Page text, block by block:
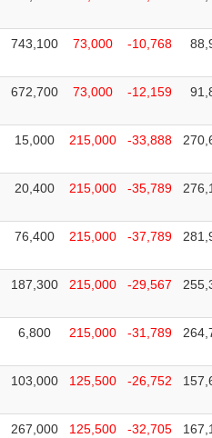
743,100 73,000 -10,768
672,700 73,000 -12,159
15,000 215,000 -33,888
20,400 215,000 -35,789
76,400 215,000 -37,789
187,300 215,000 -29,567
6,800 215,000 -31,789
103,000 125,500 -26,752
267,000 125,500 -32,705